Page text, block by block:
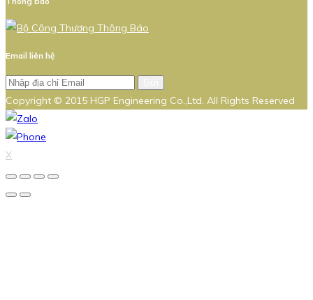
Email liên hệ
Copyright © 2015 HGP Engineering Co.,Ltd. All Rights Reserved
X